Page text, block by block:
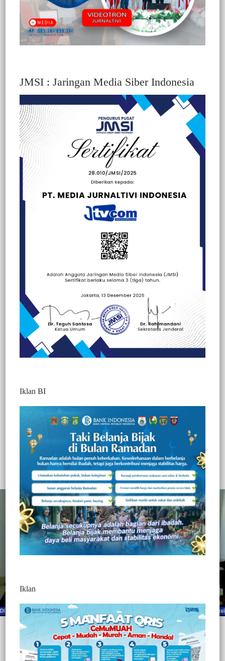
BERITA VIDEO : GELAR BUKA PUASA
BERSAMA, PANITIA MASJID TOPOYO
SIAPKAN RATUSAN BUNGKUS
MAKANAN
Redaksi Jurnaltivi
0 Min Baca
Selasa, 27 April 2021
403
JMSI : Jaringan Media Siber Indonesia
Iklan BI
Iklan